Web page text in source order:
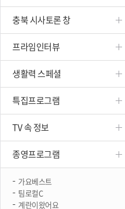
충북 시사토론 창
프라임인터뷰
생활력 스페셜
특집프로그램
TV 속 정보
종영프로그램
가요베스트
팀로컬C
계란이왔어요